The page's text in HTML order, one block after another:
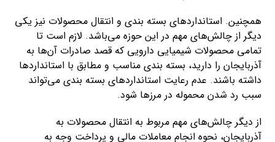
همچنین. استانداردهای بسته بندی و انتقال محصولات نیز یکی
دیگر از چالش‌های مهم در این حوزه می‌باشد. لازم است تا
تمامی محصولات شیمیایی دارویی که قصد صادرات آن‌ها به
آذربایجان را دارید، بسته بندی مناسب و مطابق با استانداردها
داشته باشند. عدم رعایت استانداردهای بسته بندی می‌تواند
سبب رد شدن محموله در مرزها شود.
از دیگر چالش‌های مهم مربوط به انتقال محصولات به
آذربایجان، نحوه انجام معاملات مالی و پرداخت وجه به